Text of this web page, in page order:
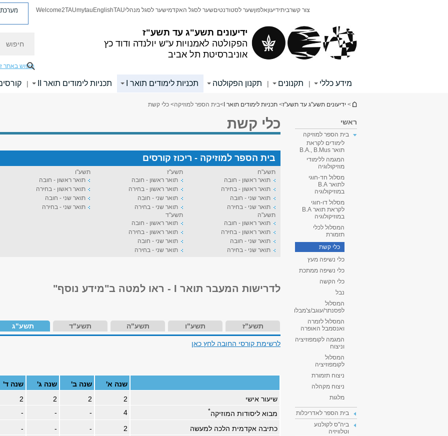
ידיעונים תשע"ג עד תשע"ז
הפקולטה לאמנויות ע"ש יולנדה ודוד כץ
אוניברסיטת תל אביב
צור קשרביתידיעוןאלפוןשער לסטודנטיםשער לסגל האקדמישער לסגל מנהליTAU
English
mytau
Welcome2TAU מערכת
חיפוש באתר
מידע כללי | תקנונים | תקנון הפקולטה תכניות לימודים תואר I תכניות לימודים תואר II |
הינך נמצא כאן
> ידיעונים תשע"ג עד תשע"ז> תכניות לימודים תואר I >בית הספר למוזיקה> כלי קשת
ראשי
בית הספר למוזיקה
לימודים לקראת
תואר B.A., B.Mus
המגמה ללימודי
מוזיקולוגיה
מסלול חד-חוגי
לתואר B.A
במוזיקולוגיה
מסלול דו-חוגי
לקראת תואר B.A
במוזיקולוגיה
המסלול לכלי
תזמורת
כלי קשת
כלי נשיפה מעץ
כלי נשיפה ממתכת
כלי הקשה
נבל
המסלול
לפסנתר/עוגב/צ'מבלו
המסלול לזמרה
ואנסמבל האופרה
המגמה לקומפוזיציה
וניצוח
המסלול
לקומפוזיציה
ניצוח תזמורת
ניצוח מקהלה
מלגות
בית הספר לאדריכלות
ביה"ס לקולנוע
וטלוויזיה
כלי קשת
בית הספר למוזיקה - ריכוז קורסים
תשע"ח
תואר ראשון - חובה
תואר ראשון - בחירה
תואר שני - חובה
תואר שני - בחירה
תשע"ז
תואר ראשון - חובה
תואר ראשון - בחירה
תואר שני - חובה
תואר שני - בחירה
תשע"ו
תואר ראשון - חובה
תואר ראשון - בחירה
תואר שני - חובה
תואר שני - בחירה
תשע"ה
תואר ראשון - חובה
תואר ראשון - בחירה
תואר שני - חובה
תואר שני - בחירה
תשע"ד
תואר ראשון - חובה
תואר ראשון - בחירה
תואר שני - חובה
תואר שני - בחירה
לדרישות המעבר תואר I - ראו למטה ב"מידע נוסף"
תשע"ז תשע"ו תשע"ה תשע"ד תשע"ג
לרשימת קורסי החובה לחץ כאן
שנה א' שנה ב' שנה ג'
שנה ד'
שיעור אישי
2
2
2
2
מבוא ליסודות המוזיקה*
4
-
-
-
כתיבה אקדמית הלכה למעשה
2
-
-
-